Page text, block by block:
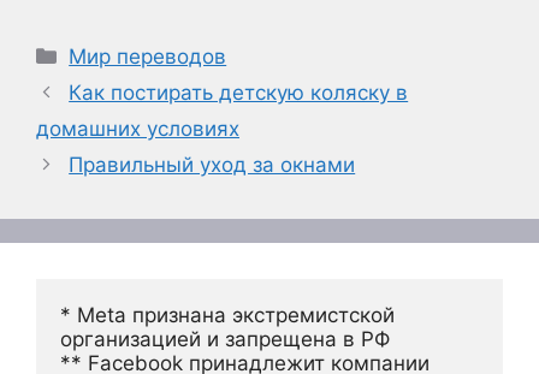
Рубрики
Мир переводов
Как постирать детскую коляску в
домашних условиях
Правильный уход за окнами
* Meta признана экстремистской
организацией и запрещена в РФ
** Facebook принадлежит компании